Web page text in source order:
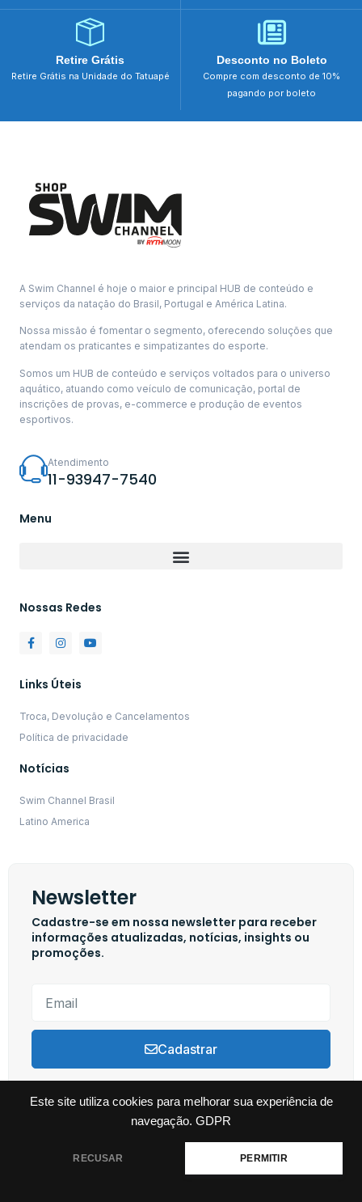
Este site utiliza cookies para melhorar sua experiência de
navegação. GDPR
RECUSAR PERMITIR
Retire Grátis
Retire Grátis na Unidade do Tatuapé
Desconto no Boleto
Compre com desconto de 10%
pagando por boleto
A Swim Channel é hoje o maior e principal HUB de conteúdo e
serviços da natação do Brasil, Portugal e América Latina.
Nossa missão é fomentar o segmento, oferecendo soluções que
atendam os praticantes e simpatizantes do esporte.
Somos um HUB de conteúdo e serviços voltados para o universo
aquático, atuando como veículo de comunicação, portal de
inscrições de provas, e-commerce e produção de eventos
esportivos.
Atendimento
11-93947-7540
Menu
Nossas Redes
Links Úteis
Troca, Devolução e Cancelamentos
Política de privacidade
Notícias
Swim Channel Brasil
Latino America
Newsletter
Cadastre-se em nossa newsletter para receber
informações atualizadas, notícias, insights ou
promoções.
Cadastrar
Copyright © 2024 Swim Channel, Todos os direitos reservados. Powered by